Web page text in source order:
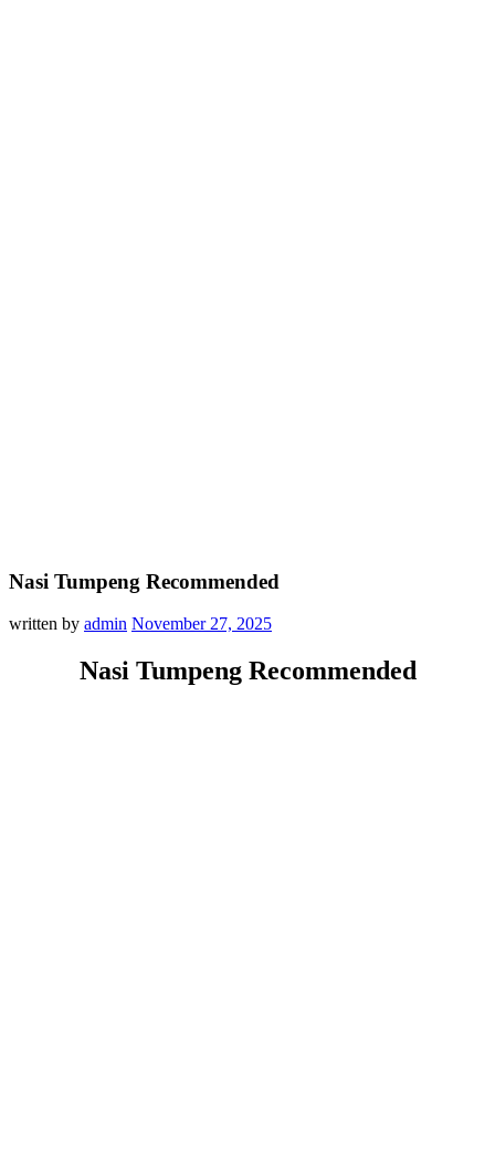
Nasi Tumpeng Recommended
written by admin November 27, 2025
Nasi Tumpeng Recommended